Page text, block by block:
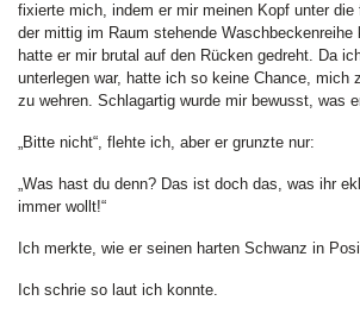
fixierte mich, indem er mir meinen Kopf unter die
der mittig im Raum stehende Waschbeckenreihe
hatte er mir brutal auf den Rücken gedreht. Da
unterlegen war, hatte ich so keine Chance, mich
zu wehren. Schlagartig wurde mir bewusst, was
„Bitte nicht“, flehte ich, aber er grunzte nur:
„Was hast du denn? Das ist doch das, was ihr
immer wollt!“
Ich merkte, wie er seinen harten Schwanz in
Ich schrie so laut ich konnte.